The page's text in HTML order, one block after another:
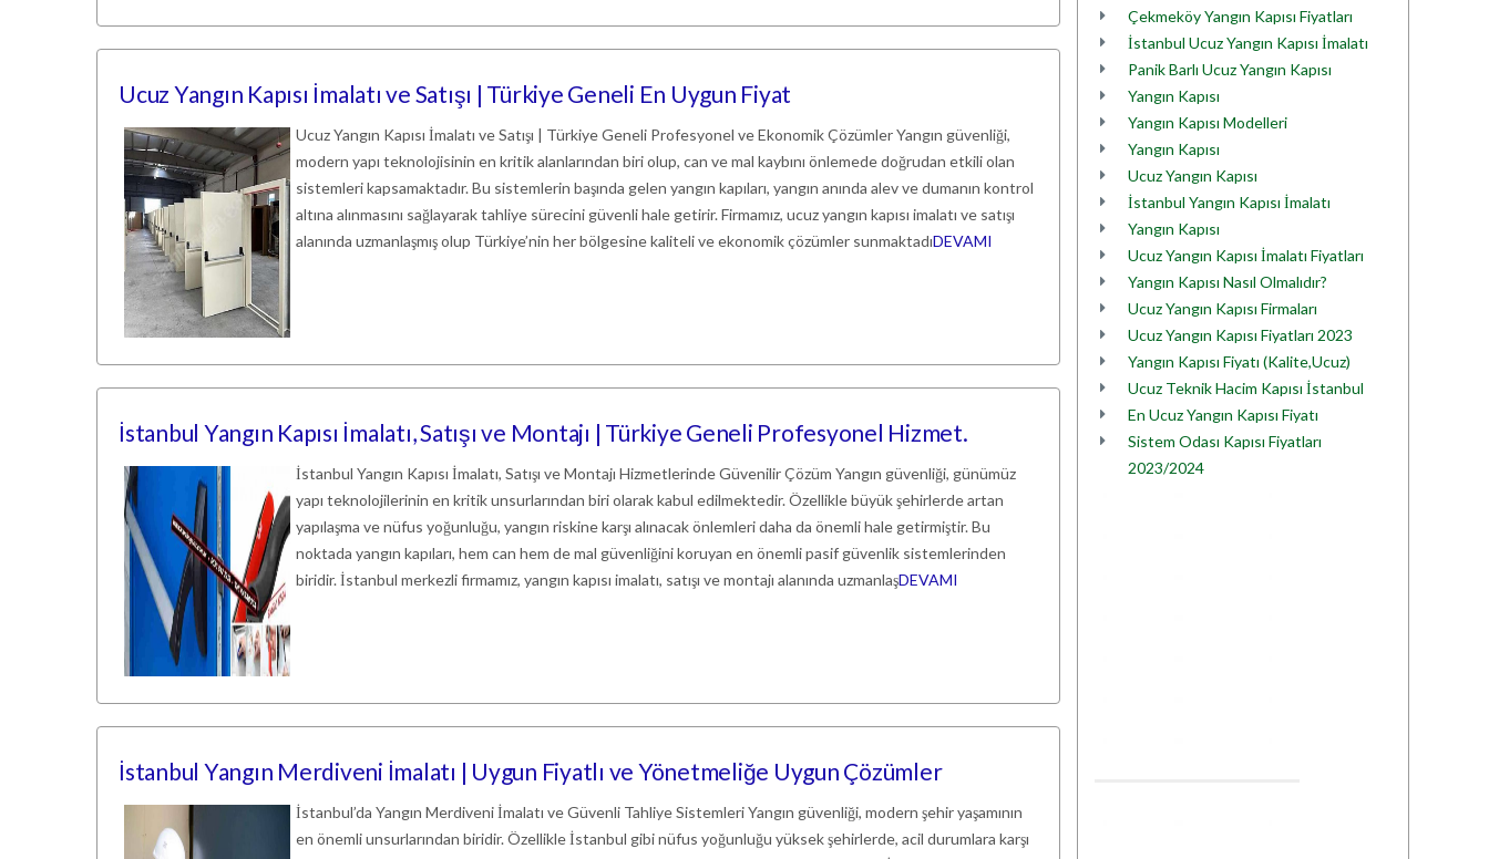
Ucuz Yangın Kapısı İmalatı ve Satışı | Türkiye Geneli En Uygun Fiyat
Ucuz Yangın Kapısı İmalatı ve Satışı | Türkiye Geneli Profesyonel ve Ekonomik Çözümler Yangın güvenliği,
modern yapı teknolojisinin en kritik alanlarından biri olup, can ve mal kaybını önlemede doğrudan etkili olan
sistemleri kapsamaktadır. Bu sistemlerin başında gelen yangın kapıları, yangın anında alev ve dumanın kontrol
altına alınmasını sağlayarak tahliye sürecini güvenli hale getirir. Firmamız, ucuz yangın kapısı imalatı ve satışı
alanında uzmanlaşmış olup Türkiye’nin her bölgesine kaliteli ve ekonomik çözümler sunmaktadıDEVAMI
İstanbul Yangın Kapısı İmalatı, Satışı ve Montajı | Türkiye Geneli Profesyonel Hizmet.
İstanbul Yangın Kapısı İmalatı, Satışı ve Montajı Hizmetlerinde Güvenilir Çözüm Yangın güvenliği, günümüz
yapı teknolojilerinin en kritik unsurlarından biri olarak kabul edilmektedir. Özellikle büyük şehirlerde artan
yapılaşma ve nüfus yoğunluğu, yangın riskine karşı alınacak önlemleri daha da önemli hale getirmiştir. Bu
noktada yangın kapıları, hem can hem de mal güvenliğini koruyan en önemli pasif güvenlik sistemlerinden
biridir. İstanbul merkezli firmamız, yangın kapısı imalatı, satışı ve montajı alanında uzmanlaşDEVAMI
İstanbul Yangın Merdiveni İmalatı | Uygun Fiyatlı ve Yönetmeliğe Uygun Çözümler
İstanbul’da Yangın Merdiveni İmalatı ve Güvenli Tahliye Sistemleri Yangın güvenliği, modern şehir yaşamının
en önemli unsurlarından biridir. Özellikle İstanbul gibi nüfus yoğunluğu yüksek şehirlerde, acil durumlara karşı
Çekmeköy Yangın Kapısı Fiyatları
İstanbul Ucuz Yangın Kapısı İmalatı
Panik Barlı Ucuz Yangın Kapısı
Yangın Kapısı
Yangın Kapısı Modelleri
Yangın Kapısı
Ucuz Yangın Kapısı
İstanbul Yangın Kapısı İmalatı
Yangın Kapısı
Ucuz Yangın Kapısı İmalatı Fiyatları
Yangın Kapısı Nasıl Olmalıdır?
Ucuz Yangın Kapısı Firmaları
Ucuz Yangın Kapısı Fiyatları 2023
Yangın Kapısı Fiyatı (Kalite,Ucuz)
Ucuz Teknik Hacim Kapısı İstanbul
En Ucuz Yangın Kapısı Fiyatı
Sistem Odası Kapısı Fiyatları
2023/2024